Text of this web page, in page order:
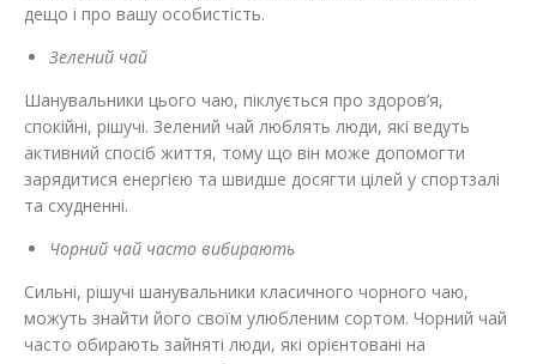
дещо і про вашу особистість.
Зелений чай
Шанувальники цього чаю, піклується про здоров’я,
спокійні, рішучі. Зелений чай люблять люди, які ведуть
активний спосіб життя, тому що він може допомогти
зарядитися енергією та швидше досягти цілей у спортзалі
та схудненні.
Чорний чай часто вибирають
Сильні, рішучі шанувальники класичного чорного чаю,
можуть знайти його своїм улюбленим сортом. Чорний чай
часто обирають зайняті люди, які орієнтовані на